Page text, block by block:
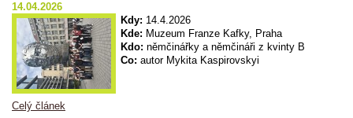
14.04.2026
Kdy: 14.4.2026
Kde: Muzeum Franze Kafky, Praha
Kdo: němčinářky a němčináři z kvinty B
Co: autor Mykita Kaspirovskyi
Celý článek